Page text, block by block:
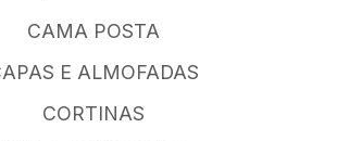
CAMA POSTA
E ALMOFADAS
CORTINAS